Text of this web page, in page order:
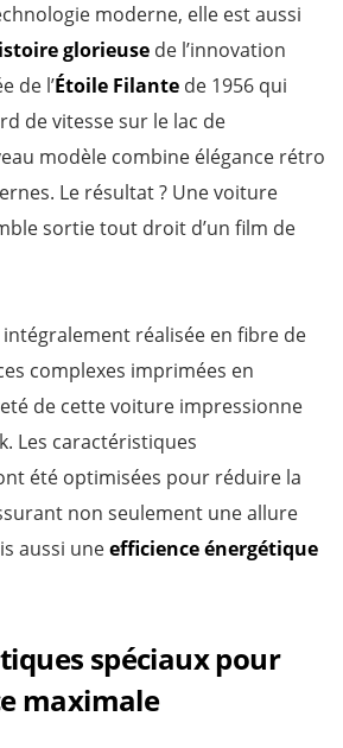
moderne, elle est aussi
glorieuse de l’innovation
de l’Étoile Filante de 1956 qui
de vitesse sur le lac de
modèle combine élégance rétro
Le résultat ? Une voiture
sortie tout droit d’un film de
réalisée en fibre de
complexes imprimées en
de cette voiture impressionne
Les caractéristiques
été optimisées pour réduire la
non seulement une allure
aussi uneefficience énergétique
spéciaux pour
maximale